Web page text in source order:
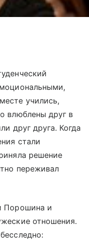
учились,
влюблены друг в
друг друга. Когда
стали
решение
переживал
Порошина и
отношения.